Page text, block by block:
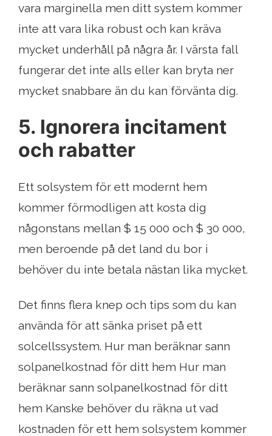
vara marginella men ditt system kommer
inte att vara lika robust och kan kräva
mycket underhåll på några år. I värsta fall
fungerar det inte alls eller kan bryta ner
mycket snabbare än du kan förvänta dig.
5. Ignorera incitament
och rabatter
Ett solsystem för ett modernt hem
kommer förmodligen att kosta dig
någonstans mellan $ 15 000 och $ 30 000,
men beroende på det land du bor i
behöver du inte betala nästan lika mycket.
Det finns flera knep och tips som du kan
använda för att sänka priset på ett
solcellssystem. Hur man beräknar sann
solpanelkostnad för ditt hem Hur man
beräknar sann solpanelkostnad för ditt
hem Kanske behöver du räkna ut vad
kostnaden för ett hem solsystem kommer